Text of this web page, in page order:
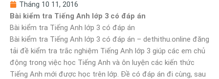
Tháng 10 11, 2016
Bài kiểm tra Tiếng Anh lớp 3 có đáp án
Bài kiểm tra Tiếng Anh lớp 3 có đáp án
Bài kiểm tra Tiếng Anh lớp 3 có đáp án – dethithu.online đăng
tải đề kiểm tra trắc nghiệm Tiếng Anh lớp 3 giúp các em chủ
động trong việc học Tiếng Anh và ôn luyện các kiến thức
Tiếng Anh mới được học trên lớp. Đề có đáp án đi cùng, sau